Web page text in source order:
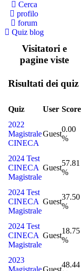
Cerca
profilo
forum
Quiz blog
Visitatori e
pagine viste
Risultati dei quiz
Quiz User Score
2022
Magistrale
CINECA
Guest
0.00
%
2024 Test
CINECA
Magistrale
Guest
57.81
%
2024 Test
CINECA
Magistrale
Guest
37.50
%
2024 Test
CINECA
Magistrale
Guest
18.75
%
2023
MagistraleGuest
48.44